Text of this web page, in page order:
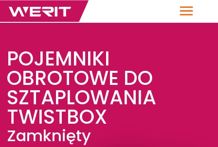
Menu
POJEMNIKI
OBROTOWE DO
SZTAPLOWANIA
TWISTBOX
Zamknięty